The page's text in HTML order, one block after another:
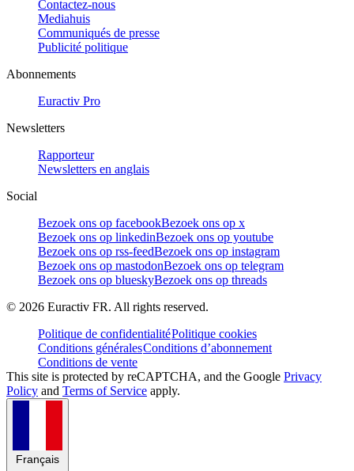
Contactez-nous
Mediahuis
Communiqués de presse
Publicité politique
Abonnements
Euractiv Pro
Newsletters
Rapporteur
Newsletters en anglais
Social
Bezoek ons op facebookBezoek ons op x
Bezoek ons op linkedinBezoek ons op youtube
Bezoek ons op rss-feedBezoek ons op instagram
Bezoek ons op mastodonBezoek ons op telegram
Bezoek ons op blueskyBezoek ons op threads
© 2026 Euractiv FR. All rights reserved.
Politique de confidentialitéPolitique cookies
Conditions généralesConditions d’abonnement
Conditions de vente
This site is protected by reCAPTCHA, and the Google Privacy
Policy and Terms of Service apply.
Français